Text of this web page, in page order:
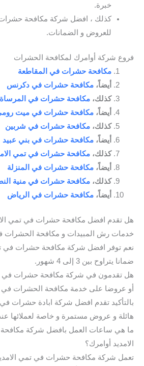
خبرة.
كذلك ، افضل شركة مكافحة حشرات
للعروض و الضمانات.
فروع شركة أوامرك لمكافحة الحشرات
مكافحة حشرات في المقاطعة
أيضاً، مكافحة حشرات في دكرنس
كذلك، مكافحة حشرات في المرساة
أيضاً، مكافحة حشرات في ميت
كذلك، مكافحة حشرات في شربين
أيضاً، مكافحة حشرات في بني عبيد
كذلك، مكافحة حشرات في تمي
أيضاً، مكافحة حشرات في المنزلة
كذلك، مكافحة حشرات في منية
أيضاً، مكافحة حشرات في الرياض
هل تقدم افضل مكافحة حشرات في تمي
خدمات رش المبيدات و مكافحة الحشرات
نعم توفر افضل شركة مكافحة حشرات في
ضمانا يتراوح بين 3 إلى 4 شهور.
هل تقدمون في شركة مكافحة حشرات في
أو عروضا على خدمة مكافحة الحشرات في
بالتأكيد تقدم افضل شركة ابادة حشرات
هائلة و عروض مستمرة و خاصة لعملائها
ما هي ساعات العمل بافضل شركة
الامديد أوامرك؟